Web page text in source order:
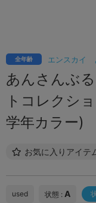
エンスカイ
全年齢
あんさんぶ
トコレクシ
学年カラー)
お気に入りアイテ
used 状態 : A